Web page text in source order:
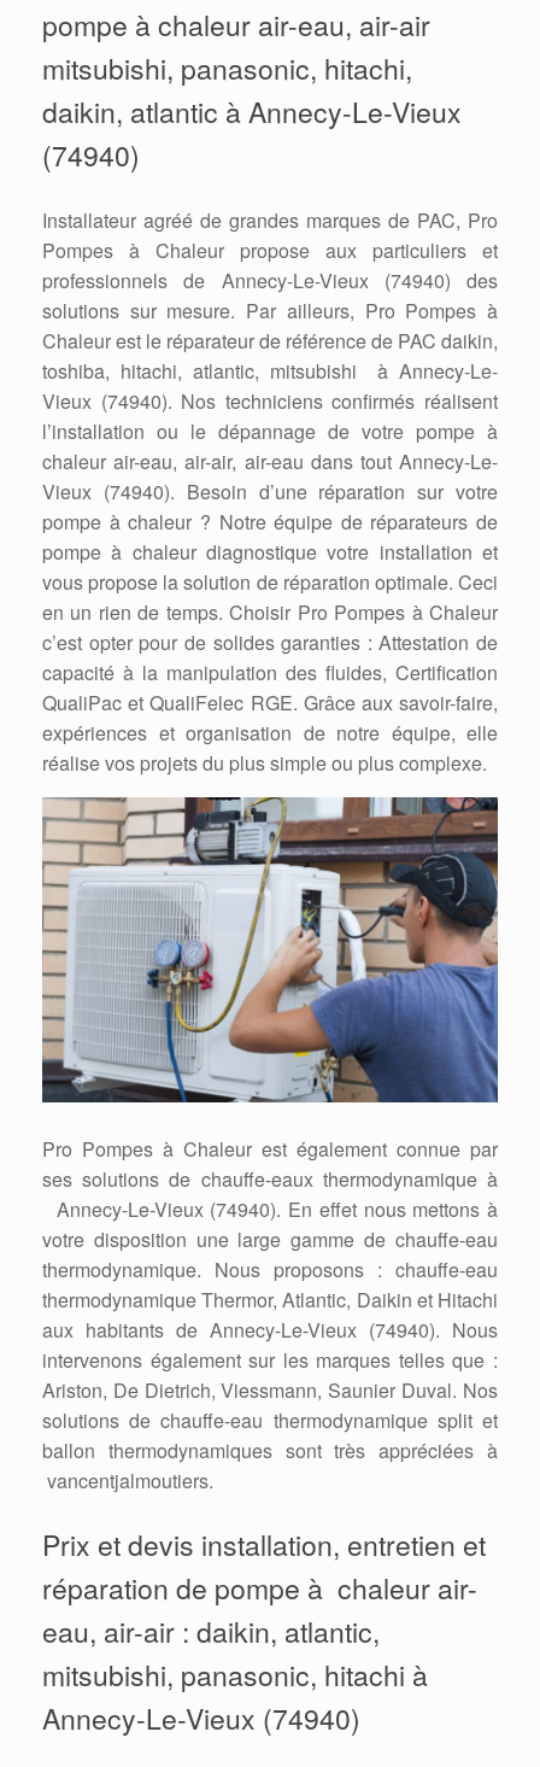
pompe à chaleur air-eau, air-air
mitsubishi, panasonic, hitachi,
daikin, atlantic à Annecy-Le-Vieux
(74940)
Installateur agréé de grandes marques de PAC, Pro
Pompes à Chaleur propose aux particuliers et
professionnels de Annecy-Le-Vieux (74940) des
solutions sur mesure. Par ailleurs, Pro Pompes à
Chaleur est le réparateur de référence de PAC daikin,
toshiba, hitachi, atlantic, mitsubishi à Annecy-Le-
Vieux (74940). Nos techniciens confirmés réalisent
l’installation ou le dépannage de votre pompe à
chaleur air-eau, air-air, air-eau dans tout Annecy-Le-
Vieux (74940). Besoin d’une réparation sur votre
pompe à chaleur ? Notre équipe de réparateurs de
pompe à chaleur diagnostique votre installation et
vous propose la solution de réparation optimale. Ceci
en un rien de temps. Choisir Pro Pompes à Chaleur
c’est opter pour de solides garanties : Attestation de
capacité à la manipulation des fluides, Certification
QualiPac et QualiFelec RGE. Grâce aux savoir-faire,
expériences et organisation de notre équipe, elle
réalise vos projets du plus simple ou plus complexe.
Pro Pompes à Chaleur est également connue par
ses solutions de chauffe-eaux thermodynamique à
Annecy-Le-Vieux (74940). En effet nous mettons à
votre disposition une large gamme de chauffe-eau
thermodynamique. Nous proposons : chauffe-eau
thermodynamique Thermor, Atlantic, Daikin et Hitachi
aux habitants de Annecy-Le-Vieux (74940). Nous
intervenons également sur les marques telles que :
Ariston, De Dietrich, Viessmann, Saunier Duval. Nos
solutions de chauffe-eau thermodynamique split et
ballon thermodynamiques sont très appréciées à
vancentjalmoutiers.
Prix et devis installation, entretien et
réparation de pompe à chaleur air-
eau, air-air : daikin, atlantic,
mitsubishi, panasonic, hitachi à
Annecy-Le-Vieux (74940)